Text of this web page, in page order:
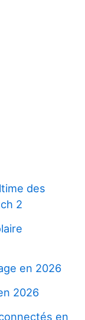
des
2
en 2026
2026
en